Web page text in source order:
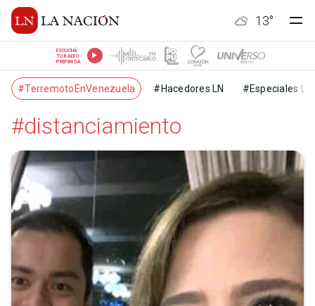
13°
ESCUCHÁ
TU RADIO
PREFERIDA
#TerremotoEnVenezuela #Hacedores LN #Especiales LN
#distanciamiento